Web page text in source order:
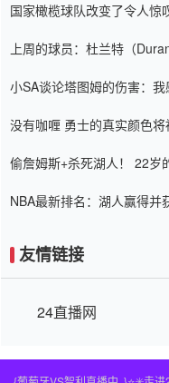
国家橄榄球队改变了令人惊
上周的球员：杜兰特（
小SA谈论塔图姆的伤害：
没有咖喱 勇士的真实颜色
偷詹姆斯+杀死湖人！ 22岁
NBA最新排名：湖人赢得
友情链接
24直播网